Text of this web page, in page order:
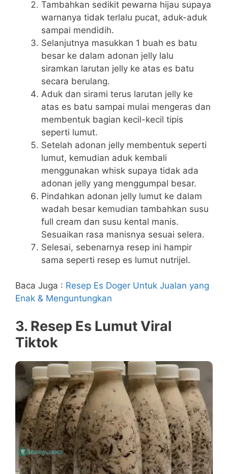
Tambahkan sedikit pewarna hijau supaya
warnanya tidak terlalu pucat, aduk-aduk
sampai mendidih.
Selanjutnya masukkan 1 buah es batu
besar ke dalam adonan jelly lalu
siramkan larutan jelly ke atas es batu
secara berulang.
Aduk dan sirami terus larutan jelly ke
atas es batu sampai mulai mengeras dan
membentuk bagian kecil-kecil tipis
seperti lumut.
Setelah adonan jelly membentuk seperti
lumut, kemudian aduk kembali
menggunakan whisk supaya tidak ada
adonan jelly yang menggumpal besar.
Pindahkan adonan jelly lumut ke dalam
wadah besar kemudian tambahkan susu
full cream dan susu kental manis.
Sesuaikan rasa manisnya sesuai selera.
Selesai, sebenarnya resep ini hampir
sama seperti resep es lumut nutrijel.
Baca Juga : Resep Es Doger Untuk Jualan yang
Enak & Menguntungkan
3. Resep Es Lumut Viral
Tiktok